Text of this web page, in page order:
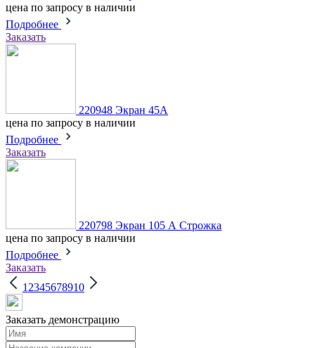
цена по запросу в наличии
Подробнее
Заказать
220948 Экран 45А
цена по запросу в наличии
Подробнее
Заказать
220798 Экран 105 А Строжка
цена по запросу в наличии
Подробнее
Заказать
1 2345678910
Заказать демонстрацию